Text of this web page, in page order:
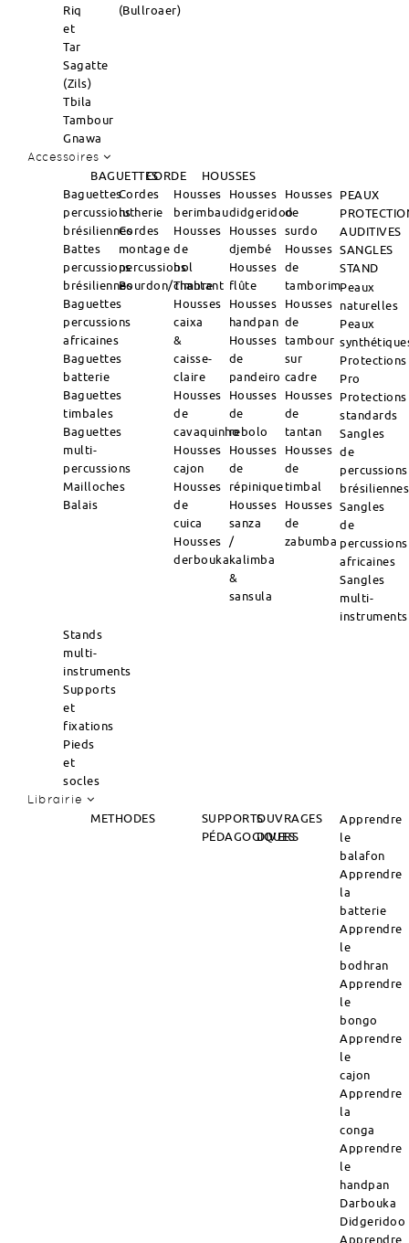
Riq
et
Tar
Sagatte
(Zils)
Tbila
Tambour
Gnawa
(Bullroaer)
Accessoires
BAGUETTESCORDE
HOUSSES
Baguettes
percussions
brésiliennes
Battes
percussions
brésiliennes
Baguettes
percussions
africaines
Baguettes
batterie
Baguettes
timbales
Baguettes
multi-
percussions
Mailloches
Balais
Cordes
lutherie
Cordes
montage
percussions
Bourdon/Timbre
Housses
berimbau
Housses
de
bol
chantant
Housses
caixa
&
caisse-
claire
Housses
de
cavaquinho
Housses
cajon
Housses
de
cuica
Housses
derbouka
Housses
didgeridoo
Housses
djembé
Housses
flûte
Housses
handpan
Housses
de
pandeiro
Housses
de
rebolo
Housses
de
répinique
Housses
sanza
/
kalimba
&
sansula
Housses
de
surdo
Housses
de
tamborim
Housses
de
tambour
sur
cadre
Housses
de
tantan
Housses
de
timbal
Housses
de
zabumba
PEAUX
AUDITIVES
SANGLES
STAND
Peaux
naturelles
Peaux
Protections
Pro
Protections
standards
Sangles
de
percussions
brésiliennes
Sangles
de
percussions
africaines
Sangles
multi-
instruments
Stands
multi-
instruments
Supports
et
fixations
Pieds
et
socles
Librairie
METHODES
SUPPORTS
PÉDAGOGIQUES
OUVRAGES
DIVERS
Apprendre
le
balafon
Apprendre
la
batterie
Apprendre
le
bodhran
Apprendre
le
bongo
Apprendre
le
cajon
Apprendre
la
conga
Apprendre
le
handpan
Darbouka
Didgeridoo
Apprendre